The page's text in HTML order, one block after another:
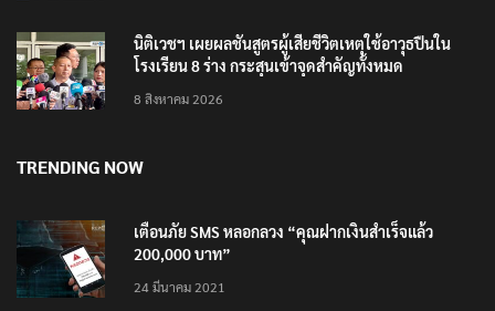
นิติเวชฯ เผยผลชันสูตรผู้เสียชีวิตเหตุใช้อาวุธปืนใน
โรงเรียน 8 ร่าง กระสุนเข้าจุดสำคัญทั้งหมด
8 สิงหาคม 2026
TRENDING NOW
เตือนภัย SMS หลอกลวง “คุณฝากเงินสำเร็จแล้ว
200,000 บาท”
24 มีนาคม 2021